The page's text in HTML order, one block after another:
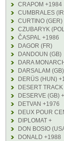
CRAPOM +1984
CUMBRALES
CURTINO (GER)
CZUBARYK
ČASPAL +1986
DAGOR (FR)
DANDOUN (GB)
DARA
DARSALAM
DERÜS (HUN)
DESERT
DESERVE (GB)
DETVAN +1976
DEUX POUR
DIPLOMAT +
DON BOSIO
DONALD +1988